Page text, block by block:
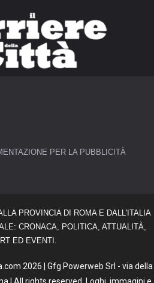
PER LA PUBBLICITÀ
PROVINCIA DI ROMA E DALL'ITALIA
CRONACA, POLITICA, ATTUALITÀ,
ED EVENTI.
2026 | Gfg Powerweb Srl - via della